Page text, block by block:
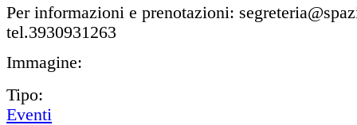
Per informazioni e prenotazioni:
tel.3930931263
Immagine:
Tipo:
Eventi